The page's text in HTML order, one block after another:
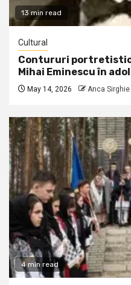
13 min read
Cultural
Contururi
Mihai Eminescu în
May 14, 2026 Anca Sirghie
4 min read